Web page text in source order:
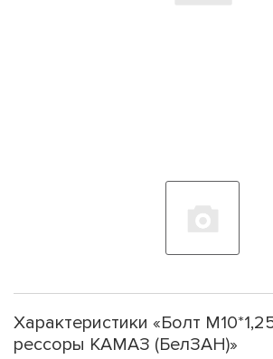
Характеристики «Болт
рессоры КАМАЗ (БелЗАН)»